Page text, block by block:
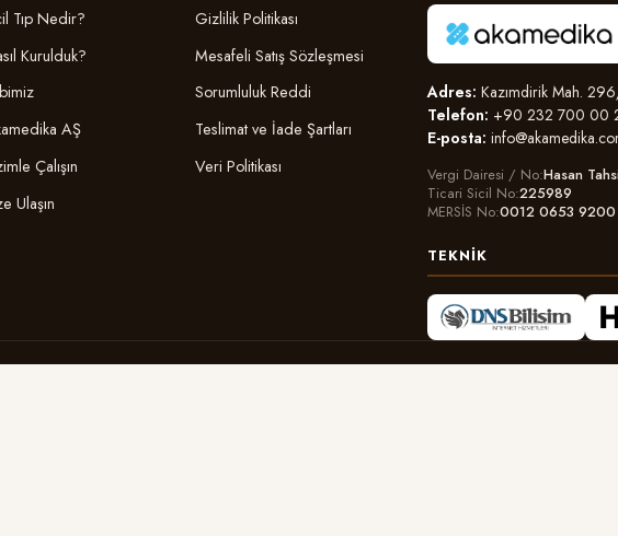
Tıp Nedir?
Kurulduk?
AŞ
Çalışın
Ulaşın
Gizlilik Politikası
Mesafeli Satış Sözleşmesi
Sorumluluk Reddi
Teslimat ve İade Şartları
Veri Politikası
Adres: Kazımdirik Mah.
Telefon: +90 232 700 00
E-posta:
Vergi Dairesi / No Hasan
Ticari Sicil No 225989
MERSİS No 0012 0653
TEKNIK